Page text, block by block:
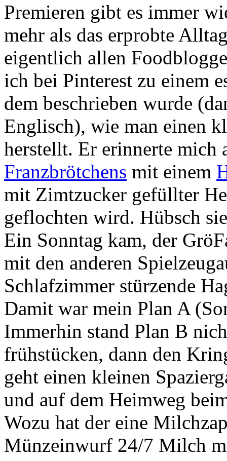
Premieren gibt es immer
mehr als das erprobte
eigentlich allen
ich bei Pinterest zu einem
dem beschrieben wurde
Englisch), wie man einen
herstellt. Er erinnerte mich
Franzbrötchens mit einem
mit Zimtzucker gefüllter
geflochten wird. Hübsch
Ein Sonntag kam, der
mit den anderen
Schlafzimmer stürzende
Damit war mein Plan A
Immerhin stand Plan B
frühstücken, dann den
geht einen kleinen
und auf dem Heimweg
Wozu hat der eine
Münzeinwurf 24/7 Milch